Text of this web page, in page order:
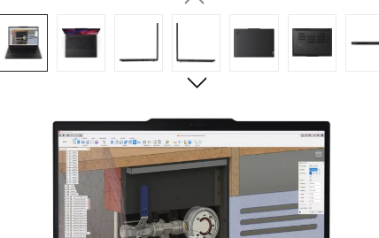
Bildergalerie überspringen